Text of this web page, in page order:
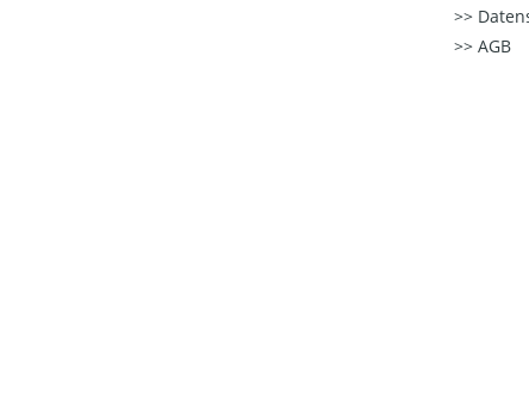
AGB